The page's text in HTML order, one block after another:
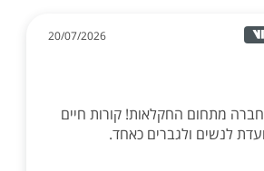
20/07/2026
מתחום החקלאות! קורות חיים
לנשים ולגברים כאחד.